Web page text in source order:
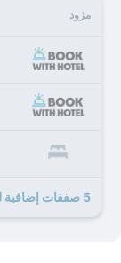
مزود
5 صفقات إضافية لـ رويال مايل هوتل، دانكيلد